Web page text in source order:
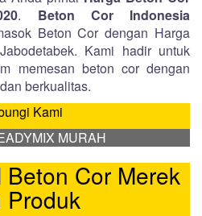
. Beton Cor Indonesia
Beton Cor dengan Harga
Kami hadir untuk
memesan beton cor dengan
berkualitas.
Kami
MURAH
Cor Merek
Produk